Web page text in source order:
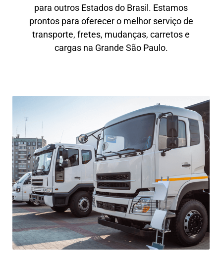
para outros Estados do Brasil. Estamos
prontos para oferecer o melhor serviço de
transporte, fretes, mudanças, carretos e
cargas na Grande São Paulo.